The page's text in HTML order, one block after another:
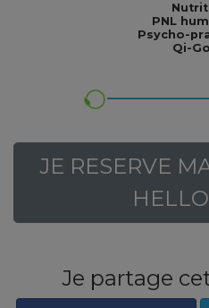
PNL
Psycho-
Qi-
JE RESERVE
Je partage